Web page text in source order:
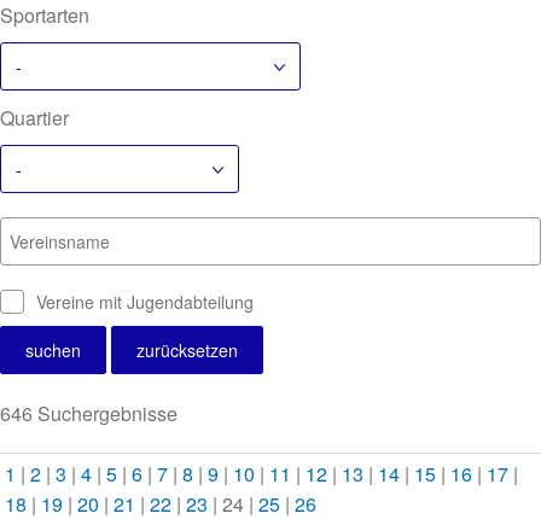
Sportarten
-
Quartier
-
Vereinsname
Vereine mit Jugendabteilung
646 Suchergebnisse
1 | 2 | 3 | 4 | 5 | 6 | 7 | 8 | 9 | 10 | 11 | 12 | 13 | 14 | 15 | 16 | 17 |
18 | 19 | 20 | 21 | 22 | 23 | 24 | 25 | 26